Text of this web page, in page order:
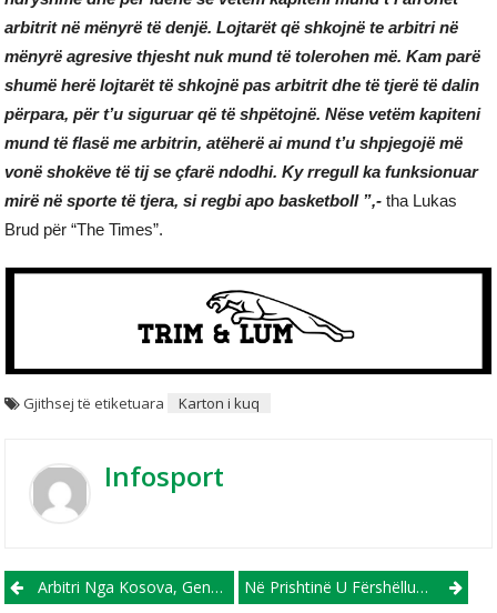
arbitrit në mënyrë të denjë. Lojtarët që shkojnë te arbitri në
mënyrë agresive thjesht nuk mund të tolerohen më. Kam parë
shumë herë lojtarët të shkojnë pas arbitrit dhe të tjerë të dalin
përpara, për t’u siguruar që të shpëtojnë.Nëse vetëm kapiteni
mund të flasë me arbitrin, atëherë ai mund t’u shpjegojë më
vonë shokëve të tij se çfarë ndodhi. Ky rregull ka funksionuar
mirë në sporte të tjera, si regbi apo basketboll ”,- tha Lukas
Brud për “The Times”.
Gjithsej të etiketuara Karton i kuq
Infosport
Post navigation
Arbitri Nga Kosova, Genc Nuza, Brenda 6 Ditëve Do Referojë Dy Ndeshje Ndërkombëtare! Në Prishtinë U Fërshëllua Himni Izraelit, UEFA Hap Procedurë Ndaj FFK-Së